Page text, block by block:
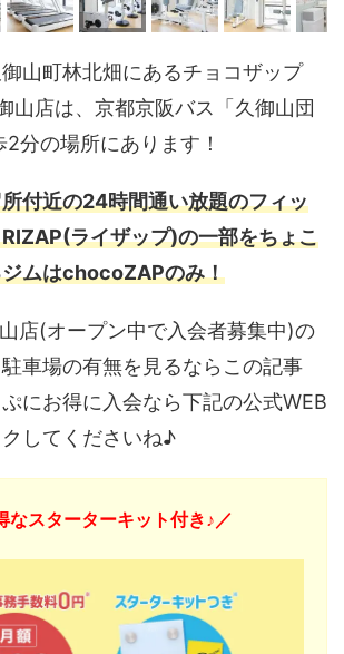
山町林北畑にあるチョコザップ
山店は、京都京阪バス「久御山団
分の場所にあります！
付近の24時間通い放題のフィッ
ライザップ)の一部をちょこ
ムはchocoZAPのみ！
店(オープン中で入会者募集中)の
車場の有無を見るならこの記事
にお得に入会なら下記の公式WEB
してくださいね♪
なスターターキット付き♪／